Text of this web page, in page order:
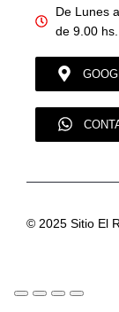
De Lunes
de 9.00
© 2025 Sitio El